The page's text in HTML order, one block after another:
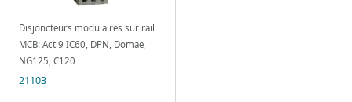
Disjoncteurs modulaires sur rail
MCB: Acti9 IC60, DPN, Domae,
NG125, C120
21103